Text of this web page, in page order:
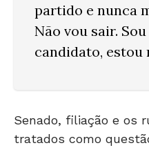
partido e nunca
Não vou sair.
candidato, estou
Senado, filiação e os
tratados como